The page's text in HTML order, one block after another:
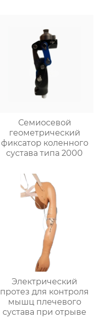
Семиосевой
геометрический
фиксатор коленного
сустава типа 2000
Электрический
протез для контроля
мышц плечевого
сустава при отрыве